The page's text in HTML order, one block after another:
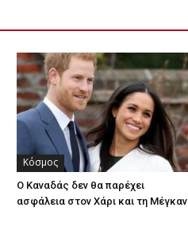
Κόσμος
Ο Καναδάς δεν θα παρέχει
ασφάλεια στον Χάρι και τη Μέγκαν